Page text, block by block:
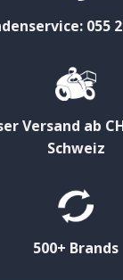
055
Versand ab
Schweiz
500+ Brands